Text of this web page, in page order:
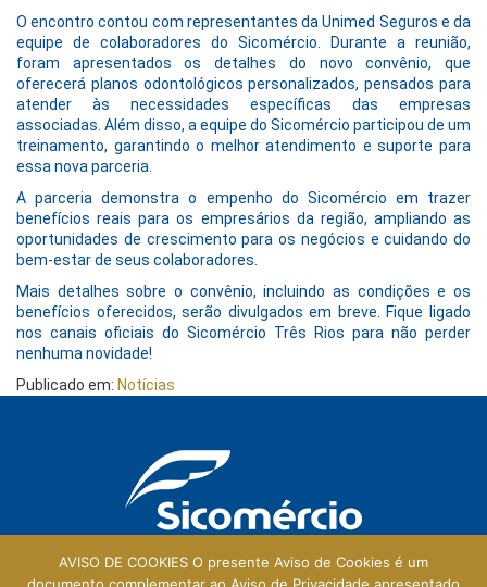
O encontro contou com representantes da Unimed Seguros e da
equipe de colaboradores do Sicomércio. Durante a reunião,
foram apresentados os detalhes do novo convênio, que
oferecerá planos odontológicos personalizados, pensados para
atender às necessidades específicas das empresas
associadas. Além disso, a equipe do Sicomércio participou de um
treinamento, garantindo o melhor atendimento e suporte para
essa nova parceria.
A parceria demonstra o empenho do Sicomércio em trazer
benefícios reais para os empresários da região, ampliando as
oportunidades de crescimento para os negócios e cuidando do
bem-estar de seus colaboradores.
Mais detalhes sobre o convênio, incluindo as condições e os
benefícios oferecidos, serão divulgados em breve. Fique ligado
nos canais oficiais do Sicomércio Três Rios para não perder
nenhuma novidade!
Publicado em: Notícias
AVISO DE COOKIES O presente Aviso de Cookies é um